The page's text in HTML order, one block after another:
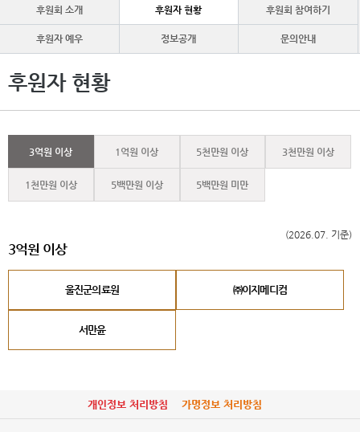
후원회 소개 후원자 현황 후원회 참여하기
후원자 예우 정보공개 문의안내
후원자 현황
3억원 이상 1억원 이상 5천만원 이상 3천만원 이상
1천만원 이상 5백만원 이상 5백만원 미만
(2026.07. 기준)
3억원 이상
울진군의료원 ㈜이지메디컴
서만윤
개인정보 처리방침 가명정보 처리방침